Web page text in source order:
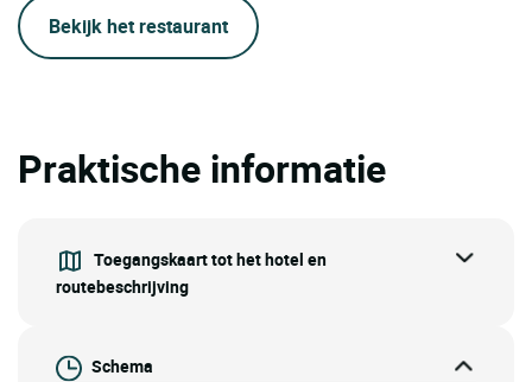
Bekijk het restaurant
Praktische informatie
Toegangskaart tot het hotel en
routebeschrijving
Schema